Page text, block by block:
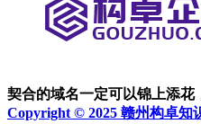
契合的域名一定可以锦上添花
Copyright © 2025 赣州构卓知